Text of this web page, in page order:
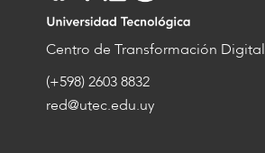
Centro de Transformación Digital
(+598) 2603 8832
red@utec.edu.uy